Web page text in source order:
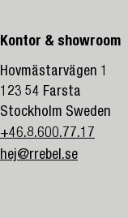
Kontor & showroom
Hovmästarvägen 1
123 54 Farsta
Stockholm Sweden
+46.8.600.77.17
hej@rrebel.se